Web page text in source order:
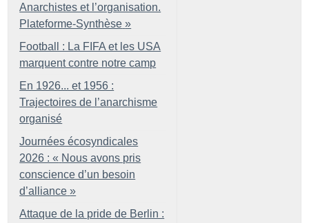
Anarchistes et l’organisation.
Plateforme-Synthèse »
Football : La FIFA et les USA
marquent contre notre camp
En 1926... et 1956 :
Trajectoires de l’anarchisme
organisé
Journées écosyndicales
2026 : « Nous avons pris
conscience d’un besoin
d’alliance »
Attaque de la pride de Berlin :